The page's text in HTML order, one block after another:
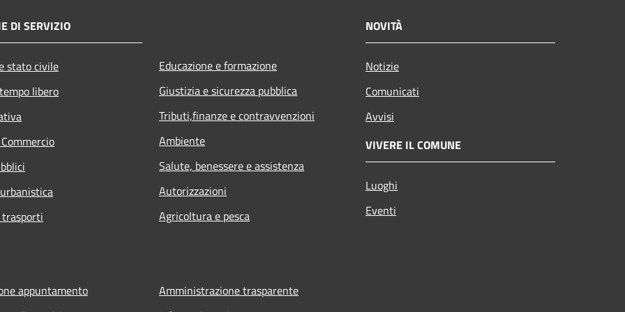
DI SERVIZIO
stato civile
libero
Educazione e formazione
Giustizia e sicurezza pubblica
Tributi,finanze e contravvenzioni
Ambiente
Salute, benessere e assistenza
Autorizzazioni
Agricoltura e pesca
NOVITÀ
Notizie
Comunicati
Avvisi
VIVERE IL COMUNE
Luoghi
Eventi
appuntamento
Amministrazione trasparente